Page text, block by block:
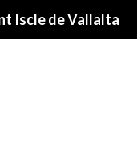
Iscle de Vallalta